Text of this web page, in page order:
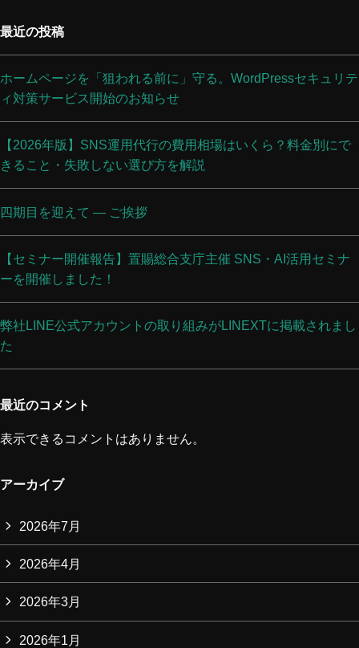
最近の投稿
ホームページを「狙われる前に」守る。WordPressセキュリテ
ィ対策サービス開始のお知らせ
【2026年版】SNS運用代行の費用相場はいくら？料金別にで
きること・失敗しない選び方を解説
四期目を迎えて ― ご挨拶
【セミナー開催報告】置賜総合支庁主催 SNS・AI活用セミナ
ーを開催しました！
弊社LINE公式アカウントの取り組みがLINEXTに掲載されまし
た
最近のコメント
表示できるコメントはありません。
アーカイブ
2026年7月
2026年4月
2026年3月
2026年1月